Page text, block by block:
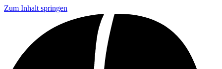
Zum Inhalt springen